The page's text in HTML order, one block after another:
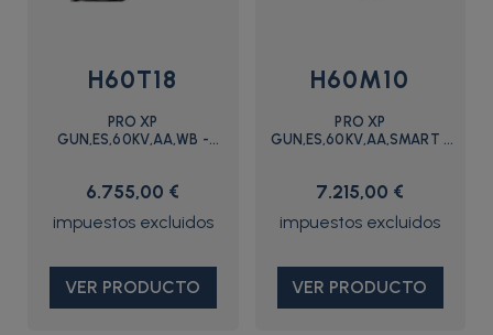
H60T18
PRO XP
GUN,ES,60KV,AA,WB -
6.755,00 €
VER PRODUCTO
H60M10
PRO XP
GUN,ES,60KV,AA,SMART -
7.215,00 €
VER PRODUCTO